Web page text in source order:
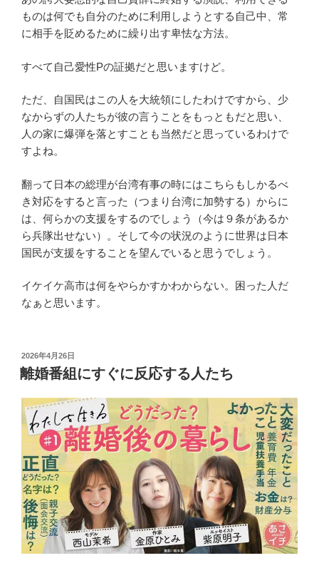
ものは何でも自分のために利用しようとする自己中、常
に相手を貶めるために繰り出す卑怯な方法。
すべて自己愛性Pの証拠だと思いますけど。
ただ、自国民はこの人を大統領にしたわけですから、少
なからずの人たちが彼の言うことをもっともだと思い、
人の家に爆弾を落とすことも当然だと思っているわけで
すよね。
翻って日本の総理が台湾有事の時にはこちらもしかるべ
き対応をすると言った（つまり台湾に加勢する）からに
は、何らかの支援をするのでしょう（今は９条があるか
ら兵隊出せない）。そして今の状況のように世界は日本
国民が支援をすることを望んでいると思うでしょう。
イケイケ高市は何をやらかすかわからない。困った人だ
なぁと思います。
投
稿
日:
2026年4月26日
離婚番組にすぐに反応する人たち